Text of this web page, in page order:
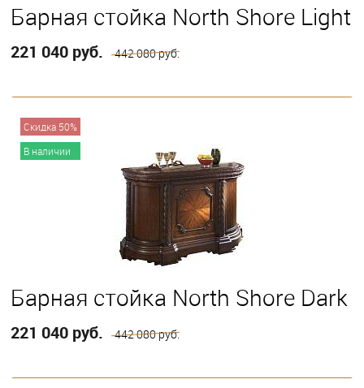
Барная стойка North Shore Light
221 040 руб. 442 080 руб.
Скидка 50%
В наличии
Барная стойка North Shore Dark
221 040 руб. 442 080 руб.